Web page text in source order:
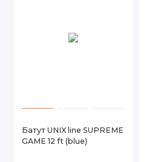
Батут UNIX line SUPREME
GAME 12 ft (blue)